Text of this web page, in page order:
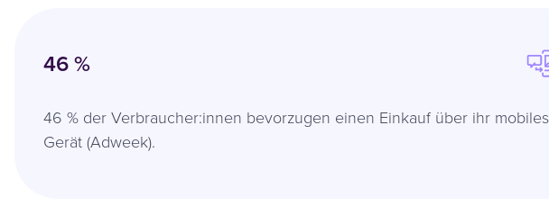
46 %
46 % der Verbraucher:innen bevorzugen einen Einkauf über ihr mobiles
Gerät (Adweek).